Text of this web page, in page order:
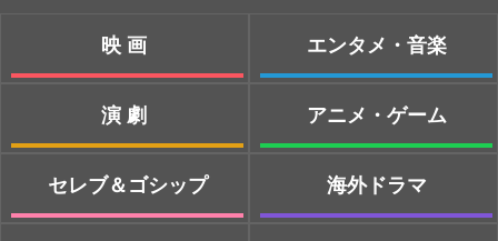
映画
演劇
セレブ＆ゴシップ
エンタメ・音楽
アニメ・ゲーム
海外ドラマ